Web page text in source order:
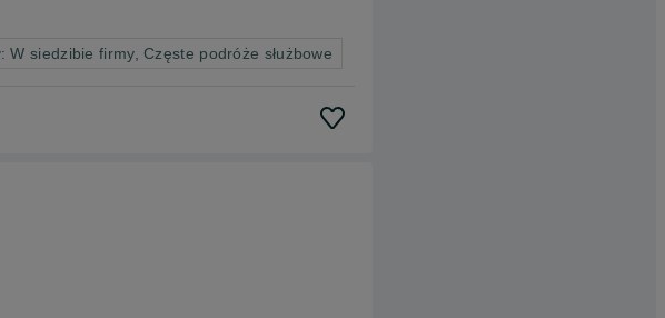
W siedzibie firmy, Częste podróże służbowe